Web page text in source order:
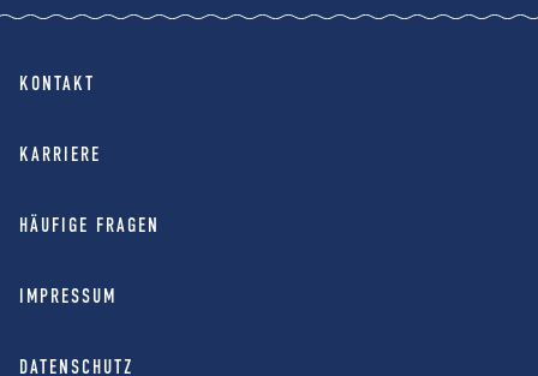
KONTAKT
KARRIERE
HÄUFIGE FRAGEN
IMPRESSUM
DATENSCHUTZ